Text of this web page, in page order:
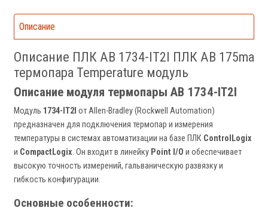
Описание
Описание ПЛК AB 1734-IT2I ПЛК AB 175ma
термопара Temperature модуль
Описание модуля термопары AB 1734-IT2I
Модуль 1734-IT2I от Allen-Bradley (Rockwell Automation)
предназначен для подключения термопар и измерения
температуры в системах автоматизации на базе ПЛК ControlLogix
и CompactLogix. Он входит в линейку Point I/O и обеспечивает
высокую точность измерений, гальваническую развязку и
гибкость конфигурации.
Основные особенности: